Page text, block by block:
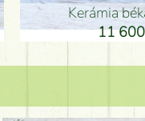
Kerámia
11